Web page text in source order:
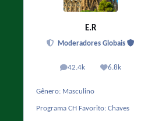
E.R
Moderadores Globais
42.4k
posts 6.8k
Reputação
Gênero: Masculino
Programa CH Favorito: Chaves